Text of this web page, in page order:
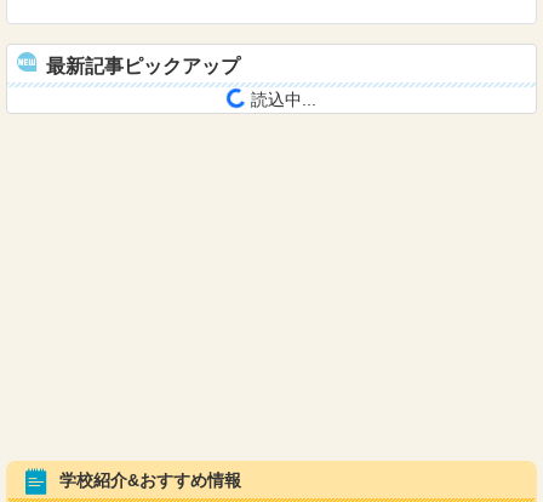
最新記事ピックアップ
読込中...
学校紹介&おすすめ情報